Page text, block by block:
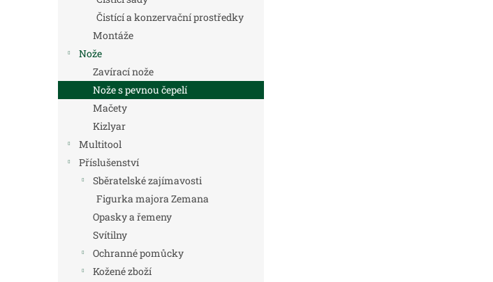
Čistící a konzervační prostředky
Montáže
Nože
Zavírací nože
Nože s pevnou čepelí
Mačety
Kizlyar
Multitool
Příslušenství
Sběratelské zajímavosti
Figurka majora Zemana
Opasky a řemeny
Svítilny
Ochranné pomůcky
Kožené zboží